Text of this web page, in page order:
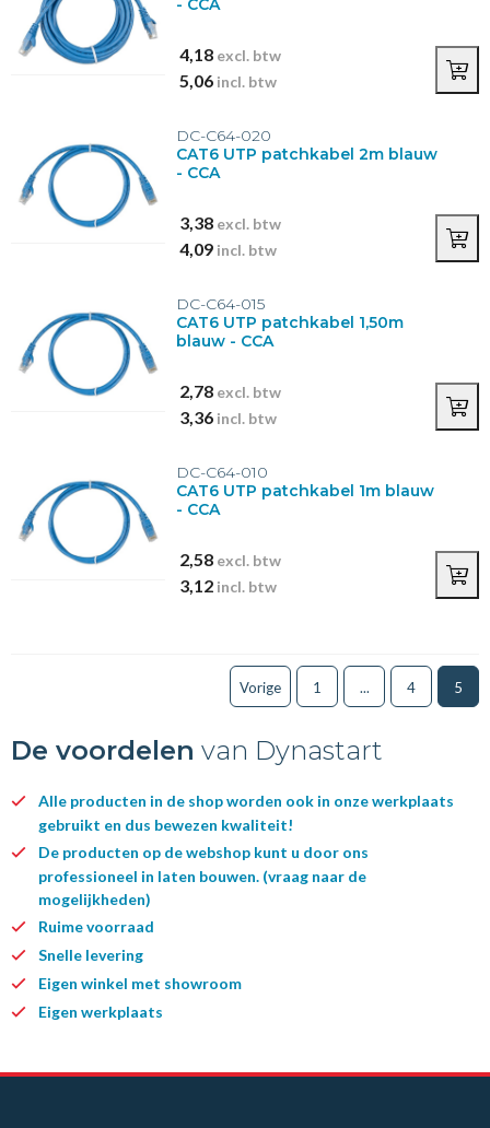
- CCA
4,18 excl. btw
5,06 incl. btw
DC-C64-020
CAT6 UTP patchkabel 2m blauw
- CCA
3,38 excl. btw
4,09 incl. btw
DC-C64-015
CAT6 UTP patchkabel 1,50m
blauw - CCA
2,78 excl. btw
3,36 incl. btw
DC-C64-010
CAT6 UTP patchkabel 1m blauw
- CCA
2,58 excl. btw
3,12 incl. btw
Vorige 1 ... 4 5
De voordelen van Dynastart
Alle producten in de shop worden ook in onze werkplaats
gebruikt en dus bewezen kwaliteit!
De producten op de webshop kunt u door ons
professioneel in laten bouwen. (vraag naar de
mogelijkheden)
Ruime voorraad
Snelle levering
Eigen winkel met showroom
Eigen werkplaats